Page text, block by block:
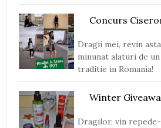
Concurs
Dragii mei, revin
minunat alaturi de
traditie in Romania!
Winter
Dragilor, vin